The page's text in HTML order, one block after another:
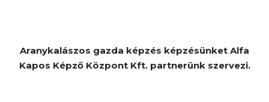
Aranykalászos gazda képzés képzésünket Alfa
Kapos Képző Központ Kft. partnerünk szervezi.